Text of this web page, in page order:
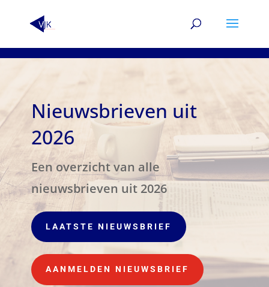
Nieuwsbrieven uit
2026
Een overzicht van alle
nieuwsbrieven uit 2026
LAATSTE NIEUWSBRIEF
AANMELDEN NIEUWSBRIEF